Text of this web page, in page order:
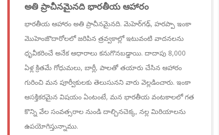
అతి ప్రాచీనమైనది భారతీయ ఆహారం
భారతీయ ఆహారం అతి ప్రాచీనమైనది. మెహెర్‌గఢ్, హరప్పా ఇంకా
మొహెంజొదారోలలో జరిపిన త్రవ్వకాల్లో ఇటువంటి వాదనలను
ధృవీకరించే అనేక ఆధారాలు కనుగొనబడ్డాయి. దాదాపు 8,000
ఏళ్ల క్రితమే గోధుమలు, బార్లీ, పాలతో తయారు చేసిన ఆహారం
గురించి మన పూర్వీకులకు తెలుసునని వారు వెల్లడించారు. ఇంకా
ఆసక్తికరమైన విషయం ఏంటంటే, మన భారతీయ వంటకాలలో గత
కొన్ని వేల సంవత్సరాల నుండి దాల్చినచెక్క, నల్ల మిరియాలను
ఉపయోగిస్తున్నాము.